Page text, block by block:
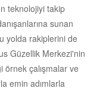
teknolojiyi takip
sunan
yolda rakiplerini de
Güzellik Merkezi'nin
çalışmalar ve
emin adımlarla